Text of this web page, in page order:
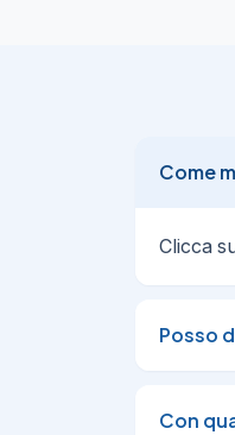
Come
Clicca
Posso
Con